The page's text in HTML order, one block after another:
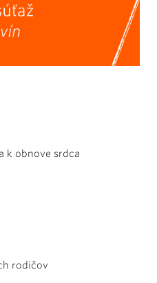
k obnove srdca
rodičov